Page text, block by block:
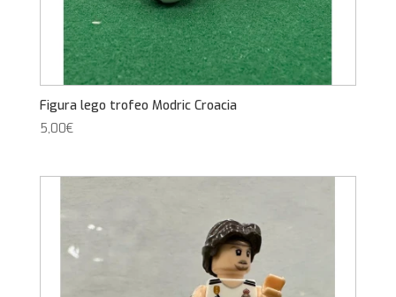
Figura lego trofeo Modric Croacia
5,00€